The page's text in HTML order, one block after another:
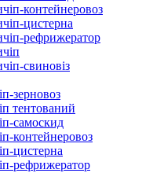
контейнеровоз
цистерна
рефрижератор
свиновіз
зерновоз
тентований
самоскид
контейнеровоз
цистерна
рефрижератор